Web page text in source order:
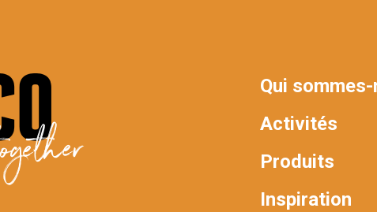
MAIN
NAV
Qui
Activités
Produits
Inspiration